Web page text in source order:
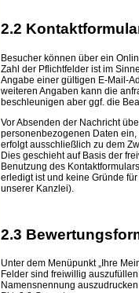
2.2
Besucher können über ein
Zahl der Pflichtfelder ist im
Angabe einer gültigen E-Mail-
weiteren Angaben kann die
beschleunigen aber ggf. die
Vor Absenden der Nachricht
personenbezogenen Daten
erfolgt ausschließlich zu dem
Dies geschieht auf Basis der
Benutzung des
erledigt ist und keine Gründe
unserer Kanzlei).
2.3
Unter dem Menüpunkt „Ihre
Felder sind freiwillig
Namensnennung